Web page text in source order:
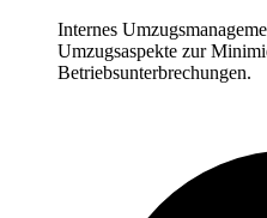
Internes
Umzugsaspekte zur
Betriebsunterbrechungen.